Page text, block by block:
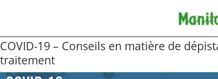
COVID-19 – Conseils en matière de
traitement